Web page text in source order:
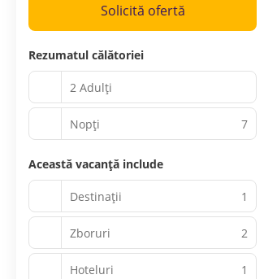
Solicită ofertă
Rezumatul călătoriei
2 Adulți
Nopţi 7
Această vacanță include
Destinații 1
Zboruri 2
Hoteluri 1